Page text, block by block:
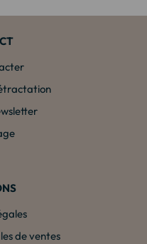
de ventes